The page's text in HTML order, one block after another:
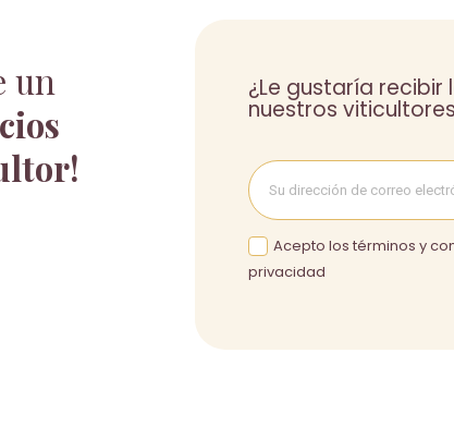
un
¿Le gustaría
nuestros
Acepto los términos y
privacidad